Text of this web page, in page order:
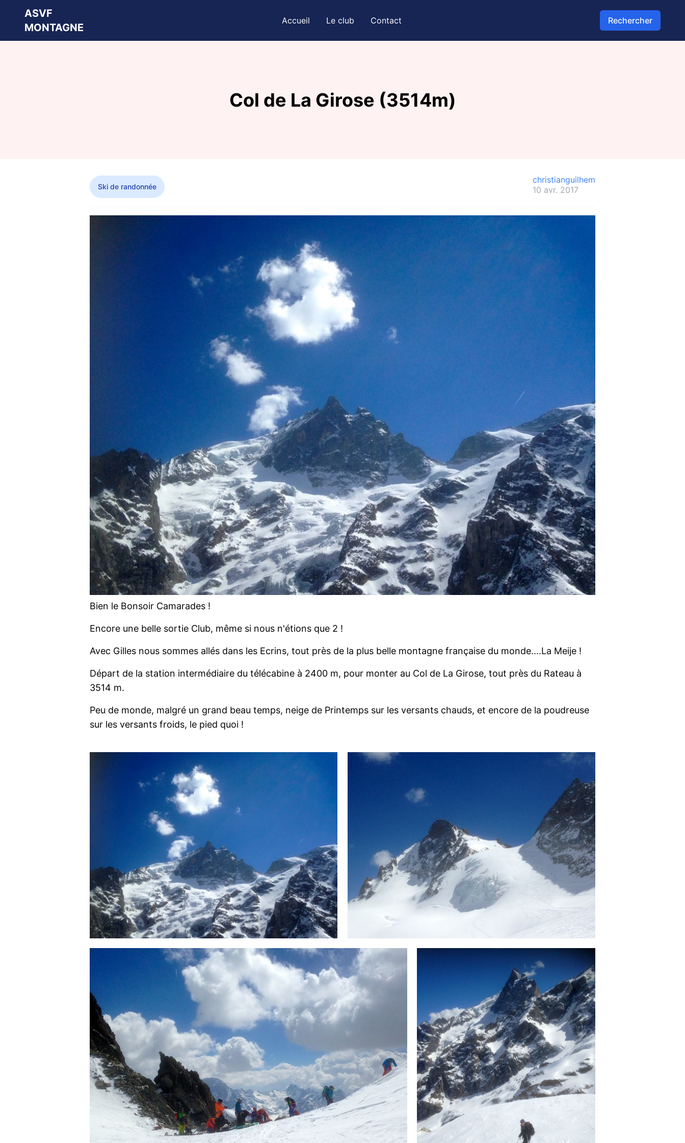
ASVF
MONTAGNE
Accueil Le club Contact Rechercher
Col de La Girose (3514m)
Ski de randonnée
christianguilhem
10 avr. 2017
Bien le Bonsoir Camarades !
Encore une belle sortie Club, même si nous n'étions que 2 !
Avec Gilles nous sommes allés dans les Ecrins, tout près de la plus belle montagne française du monde....La Meije !
Départ de la station intermédiaire du télécabine à 2400 m, pour monter au Col de La Girose, tout près du Rateau à
3514 m.
Peu de monde, malgré un grand beau temps, neige de Printemps sur les versants chauds, et encore de la poudreuse
sur les versants froids, le pied quoi !